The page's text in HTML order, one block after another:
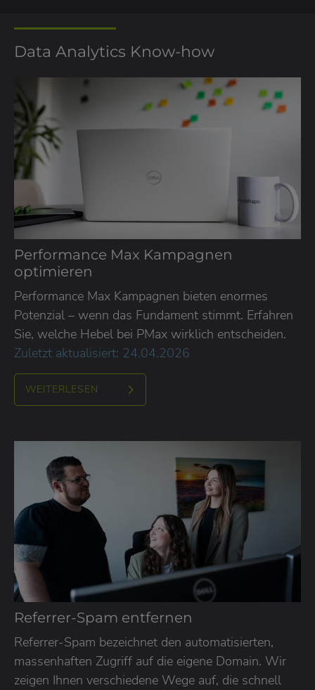
Data Analytics Know-how
Performance Max Kampagnen
optimieren
Performance Max Kampagnen bieten enormes
Potenzial – wenn das Fundament stimmt. Erfahren
Sie, welche Hebel bei PMax wirklich entscheiden.
Zuletzt aktualisiert: 24.04.2026
WEITERLESEN
Referrer-Spam entfernen
Referrer-Spam bezeichnet den automatisierten,
massenhaften Zugriff auf die eigene Domain. Wir
zeigen Ihnen verschiedene Wege auf, die schnell